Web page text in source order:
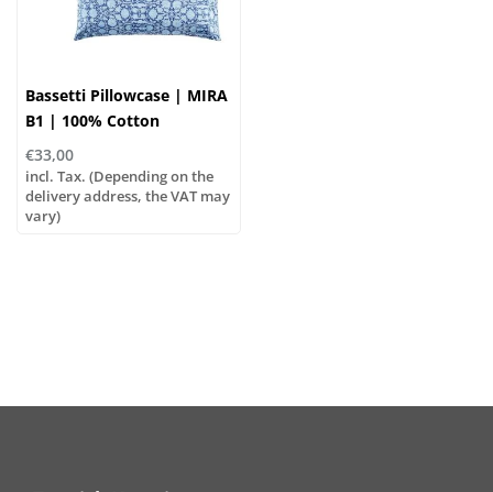
Bassetti Pillowcase | MIRA
B1 | 100% Cotton
€33,00
incl. Tax. (Depending on the
delivery address, the VAT may
vary)